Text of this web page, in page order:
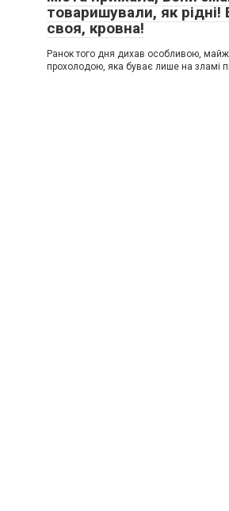
товаришували, як
своя, кровна!
Ранок того дня дихав особливою,
прохолодою, яка буває лише на зламі